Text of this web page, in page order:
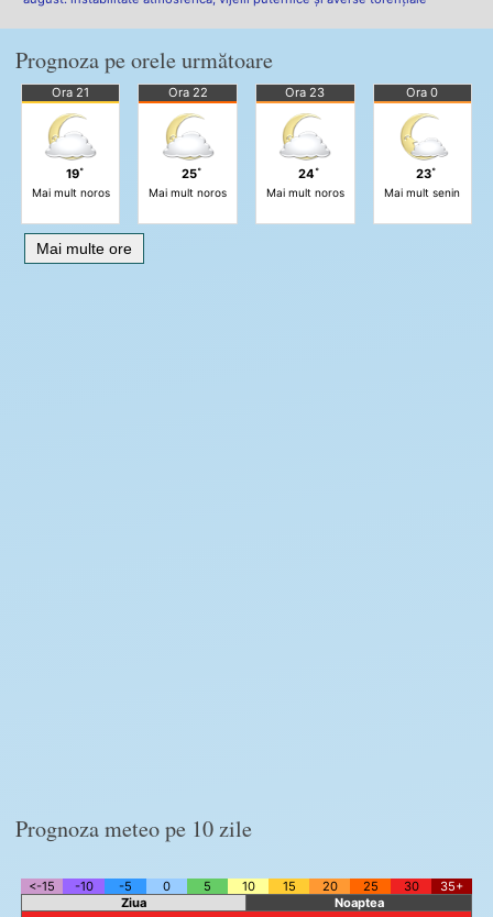
Prognoza pe orele următoare
Ora 21
19˚
Mai mult noros
Ora 22
25˚
Mai mult noros
Ora 23
24˚
Mai mult noros
Ora 0
23˚
Mai mult senin
Mai multe ore
Prognoza meteo pe 10 zile
<-15 -10 -5 0 5 10 15 20 25 30
35+
Ziua
Noaptea